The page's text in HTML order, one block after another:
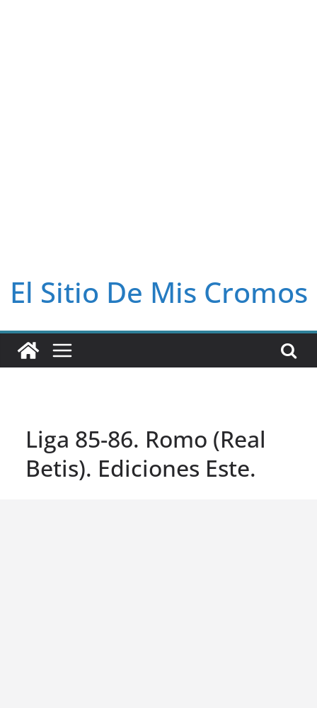
El Sitio De Mis Cromos
Liga 85-86. Romo (Real
Betis). Ediciones Este.